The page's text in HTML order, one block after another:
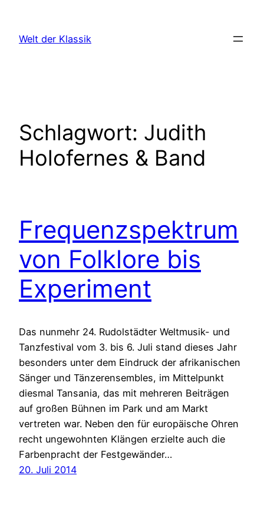
springen
Welt der Klassik
Schlagwort: Judith
Holofernes & Band
Frequenzspektrum
von Folklore bis
Experiment
Das nunmehr 24. Rudolstädter Weltmusik- und
Tanzfestival vom 3. bis 6. Juli stand dieses Jahr
besonders unter dem Eindruck der afrikanischen
Sänger und Tänzerensembles, im Mittelpunkt
diesmal Tansania, das mit mehreren Beiträgen
auf großen Bühnen im Park und am Markt
vertreten war. Neben den für europäische Ohren
recht ungewohnten Klängen erzielte auch die
Farbenpracht der Festgewänder…
20. Juli 2014